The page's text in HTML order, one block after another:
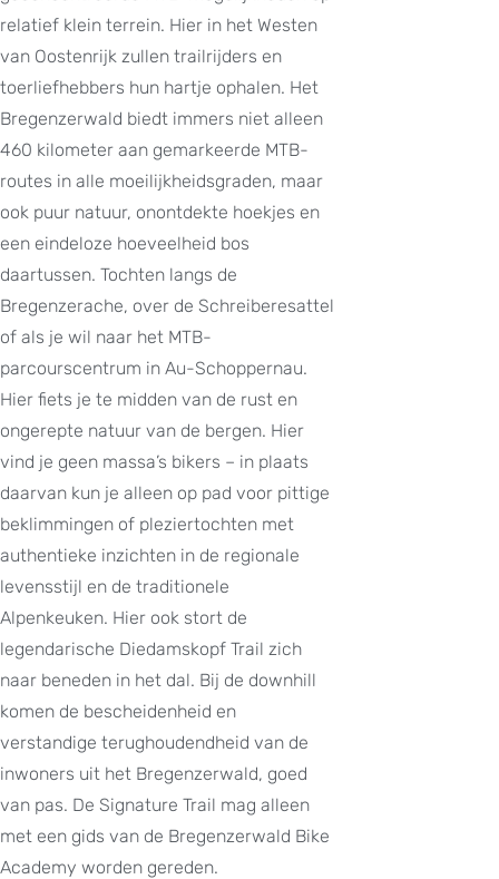
relatief klein terrein. Hier in het Westen
van Oostenrijk zullen trailrijders en
toerliefhebbers hun hartje ophalen. Het
Bregenzerwald biedt immers niet alleen
460 kilometer aan gemarkeerde MTB-
routes in alle moeilijkheidsgraden, maar
ook puur natuur, onontdekte hoekjes en
een eindeloze hoeveelheid bos
daartussen. Tochten langs de
Bregenzerache, over de Schreiberesattel
of als je wil naar het MTB-
parcourscentrum in Au-Schoppernau.
Hier fiets je te midden van de rust en
ongerepte natuur van de bergen. Hier
vind je geen massa’s bikers – in plaats
daarvan kun je alleen op pad voor pittige
beklimmingen of pleziertochten met
authentieke inzichten in de regionale
levensstijl en de traditionele
Alpenkeuken. Hier ook stort de
legendarische Diedamskopf Trail zich
naar beneden in het dal. Bij de downhill
komen de bescheidenheid en
verstandige terughoudendheid van de
inwoners uit het Bregenzerwald, goed
van pas. De Signature Trail mag alleen
met een gids van de Bregenzerwald Bike
Academy worden gereden.